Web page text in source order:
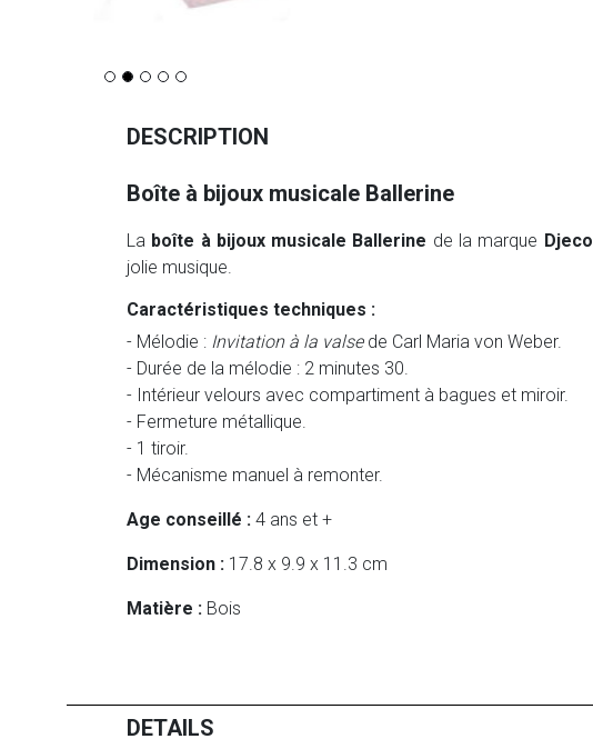
DESCRIPTION
Boîte à bijoux musicale Ballerine
La boîte à bijoux musicale Ballerine de la marque Djeco
jolie musique.
Caractéristiques techniques :
- Mélodie : Invitation à la valsede Carl Maria von Weber.
- Durée de la mélodie : 2 minutes 30.
- Intérieur velours avec compartiment à bagues et miroir.
- Fermeture métallique.
- 1 tiroir.
- Mécanisme manuel à remonter.
Age conseillé : 4 ans et +
Dimension : 17.8 x 9.9 x 11.3 cm
Matière : Bois
DETAILS